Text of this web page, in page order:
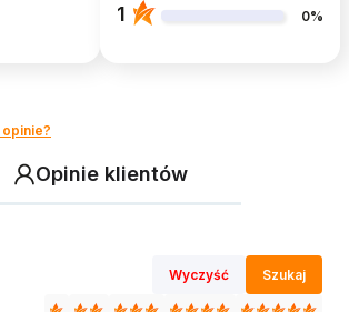
1 0%
Opinie klientów
Wyczyść Szukaj